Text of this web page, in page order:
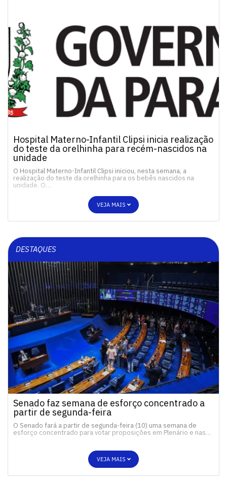
Hospital Materno-Infantil Clipsi inicia realização
do teste da orelhinha para recém-nascidos na
unidade
O Hospital Materno-Infantil Clipsi iniciou, nesta semana, a
realização do teste da orelhinha para os bebês nascidos na
unidade. O…
VEJA MAIS
DESTAQUES
Senado faz semana de esforço concentrado a
partir de segunda-feira
O Senado fará a partir de segunda-feira (10) uma semana de
esforço concentrado para votar proposições em Plenário e nas…
VEJA MAIS